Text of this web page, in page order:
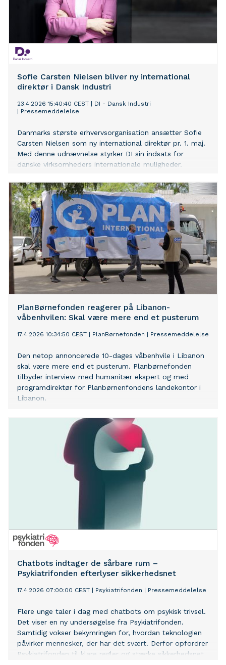
Sofie Carsten Nielsen bliver ny international
direktør i Dansk Industri
23.4.2026 15:40:40 CEST
DI - Dansk Industri
Pressemeddelelse
Danmarks største erhvervsorganisation ansætter Sofie
Carsten Nielsen som ny international direktør pr. 1. maj.
Med denne udnævnelse styrker DI sin indsats for
danske virksomheders internationale muligheder.
PlanBørnefonden reagerer på Libanon-
våbenhvilen: Skal være mere end et pusterum
17.4.2026 10:34:50 CEST PlanBørnefonden Pressemeddelelse
Den netop annoncerede 10-dages våbenhvile i Libanon
skal være mere end et pusterum. Planbørnefonden
tilbyder interview med humanitær ekspert og med
programdirektør for Planbørnenfondens landekontor i
Libanon.
Chatbots indtager de sårbare rum –
Psykiatrifonden efterlyser sikkerhedsnet
17.4.2026 07:00:00 CEST Psykiatrifonden Pressemeddelelse
Flere unge taler i dag med chatbots om psykisk trivsel.
Det viser en ny undersøgelse fra Psykiatrifonden.
Samtidig vokser bekymringen for, hvordan teknologien
påvirker mennesker, der har det svært. Derfor opfordrer
Psykiatrifonden til klare regler og stærke sikkerhedsnet,